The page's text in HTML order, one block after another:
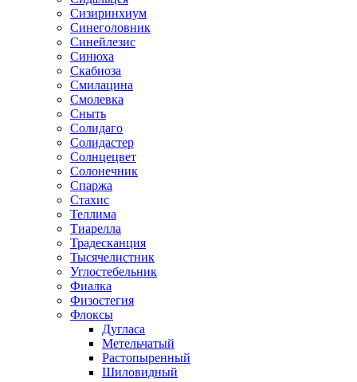
Сизиринхиум
Синеголовник
Синейлезис
Синюха
Скабиоза
Смилацина
Смолевка
Сныть
Солидаго
Солидастер
Солнцецвет
Солонечник
Спаржа
Стахис
Теллима
Тиарелла
Традесканция
Тысячелистник
Углостебельник
Фиалка
Физостегия
Флоксы
Дугласа
Метельчатый
Растопыренный
Шиловидный